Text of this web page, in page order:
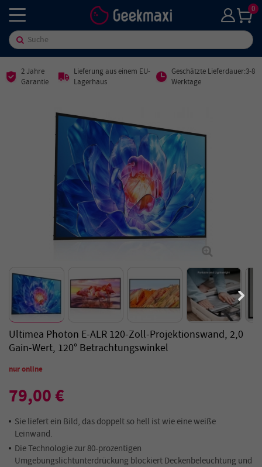
0
2 Jahre
Garantie
Lieferung aus einem EU-
Lagerhaus
Geschätzte Lieferdauer:3-8
Werktage
Ultimea Photon E-ALR 120-Zoll-Projektionswand, 2,0
Gain-Wert, 120° Betrachtungswinkel
nur online
79,00 €
Sie liefert ein Bild, das doppelt so hell ist wie eine weiße
Leinwand.
Die Technologie zur 80-prozentigen
Umgebungslichtunterdrückung blockiert Deckenbeleuchtung und